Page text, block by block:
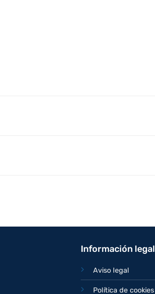
Información legal
Aviso legal
Política de cookies